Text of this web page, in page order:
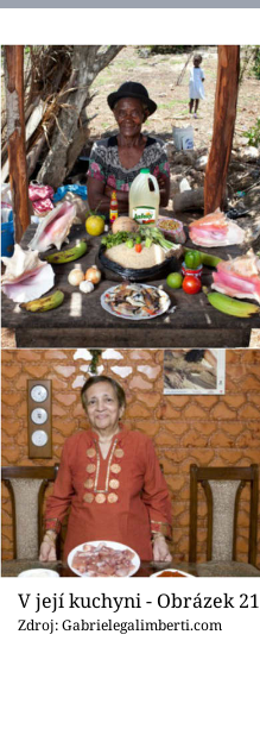
V její kuchyni - Obrázek 21
Zdroj: Gabrielegalimberti.com